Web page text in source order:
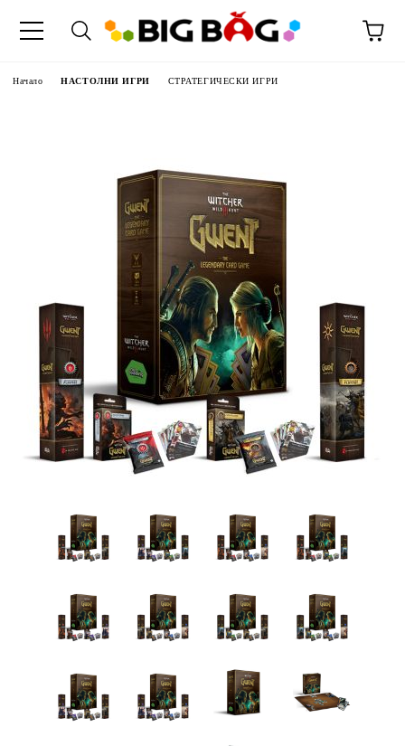
Начало НАСТОЛНИ ИГРИ СТРАТЕГИЧЕСКИ ИГРИ